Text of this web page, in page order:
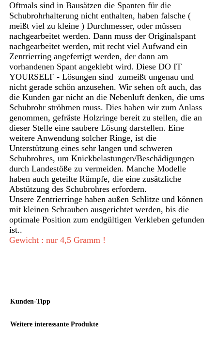
Oftmals sind in Bausätzen die Spanten für die
Schubrohrhalterung nicht enthalten, haben falsche (
meißt viel zu kleine ) Durchmesser, oder müssen
nachgearbeitet werden. Dann muss der Originalspant
nachgearbeitet werden, mit recht viel Aufwand ein
Zentrierring angefertigt werden, der dann am
vorhandenen Spant angeklebt wird. Diese DO IT
YOURSELF - Lösungen sind zumeißt ungenau und
nicht gerade schön anzusehen. Wir sehen oft auch, das
die Kunden gar nicht an die Nebenluft denken, die ums
Schubrohr ströhmen muss. Dies haben wir zum Anlass
genommen, gefräste Holzringe bereit zu stellen, die an
dieser Stelle eine saubere Lösung darstellen. Eine
weitere Anwendung solcher Ringe, ist die
Unterstützung eines sehr langen und schweren
Schubrohres, um Knickbelastungen/Beschädigungen
durch Landestöße zu vermeiden. Manche Modelle
haben auch geteilte Rümpfe, die eine zusätzliche
Abstützung des Schubrohres erfordern.
Unsere Zentrierringe haben außen Schlitze und können
mit kleinen Schrauben ausgerichtet werden, bis die
optimale Position zum endgültigen Verkleben gefunden
ist..
Gewicht : nur 4,5 Gramm !
Kunden-Tipp
Weitere interessante Produkte